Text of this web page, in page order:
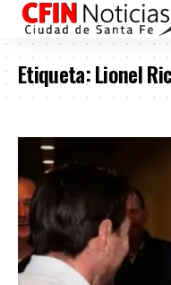
Etiqueta:Lionel